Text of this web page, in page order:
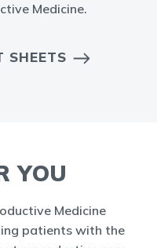
Medicine.
SHEETS
YOU
Medicine
patients with the